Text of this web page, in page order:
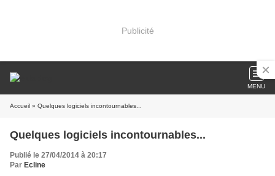
Publicité
MENU
Accueil » Quelques logiciels incontournables...
Quelques logiciels incontournables...
Publié le 27/04/2014 à 20:17
Par Ecline